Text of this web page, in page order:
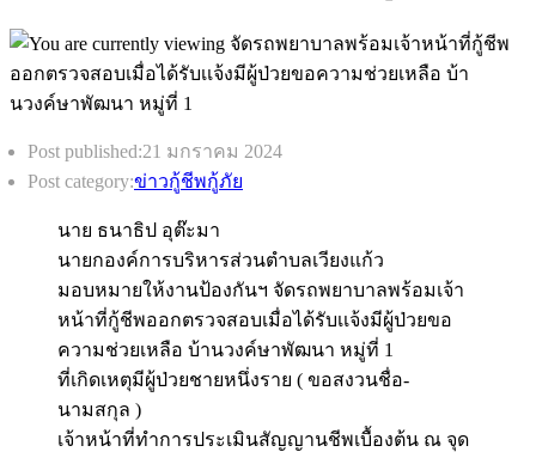
Post published:21 มกราคม 2024
Post category:ข่าวกู้ชีพกู้ภัย
นาย ธนาธิป อุต๊ะมา
นายกองค์การบริหารส่วนตำบลเวียงแก้ว
มอบหมายให้งานป้องกันฯ จัดรถพยาบาลพร้อมเจ้า
หน้าที่กู้ชีพออกตรวจสอบเมื่อได้รับเเจ้งมีผู้ป่วยขอ
ความช่วยเหลือ บ้านวงค์ษาพัฒนา หมู่ที่ 1
ที่เกิดเหตุมีผู้ป่วยชายหนึ่งราย ( ขอสงวนชื่อ-
นามสกุล )
เจ้าหน้าที่ทำการประเมินสัญญานชีพเบื้องต้น ณ จุด